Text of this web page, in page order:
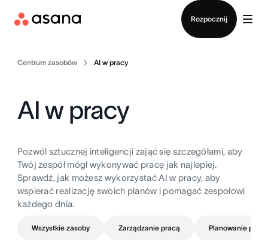
Rozpocznij
Centrum zasobów AI w pracy
AI w pracy
Pozwól sztucznej inteligencji zająć się szczegółami, aby
Twój zespół mógł wykonywać pracę jak najlepiej.
Sprawdź, jak możesz wykorzystać AI w pracy, aby
wspierać realizację swoich planów i pomagać zespołowi
każdego dnia.
Wszystkie zasoby Zarządzanie pracą Planowanie